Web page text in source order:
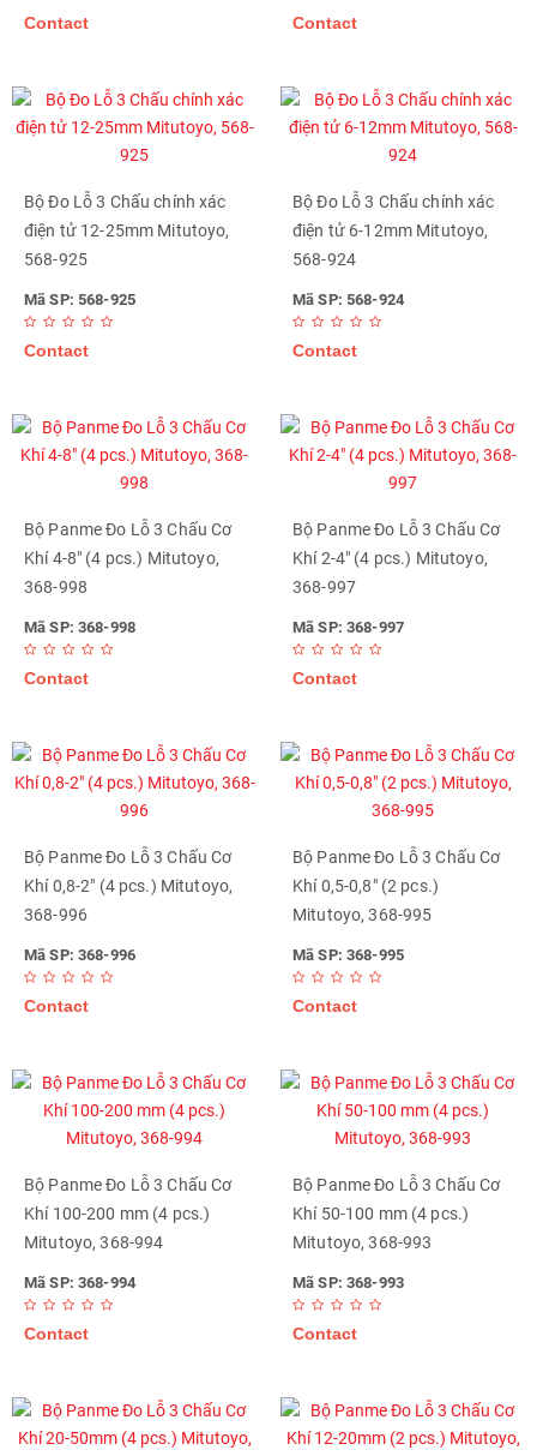
Contact Contact
Bộ Đo Lỗ 3 Chấu chính xác
điện tử 12-25mm Mitutoyo,
568-925
Mã SP: 568-925
Contact
Bộ Đo Lỗ 3 Chấu chính xác
điện tử 6-12mm Mitutoyo,
568-924
Mã SP: 568-924
Contact
Bộ Panme Đo Lỗ 3 Chấu Cơ
Khí 4-8" (4 pcs.) Mitutoyo,
368-998
Mã SP: 368-998
Contact
Bộ Panme Đo Lỗ 3 Chấu Cơ
Khí 2-4" (4 pcs.) Mitutoyo,
368-997
Mã SP: 368-997
Contact
Bộ Panme Đo Lỗ 3 Chấu Cơ
Khí 0,8-2" (4 pcs.) Mitutoyo,
368-996
Mã SP: 368-996
Contact
Bộ Panme Đo Lỗ 3 Chấu Cơ
Khí 0,5-0,8" (2 pcs.)
Mitutoyo, 368-995
Mã SP: 368-995
Contact
Bộ Panme Đo Lỗ 3 Chấu Cơ
Khí 100-200 mm (4 pcs.)
Mitutoyo, 368-994
Mã SP: 368-994
Contact
Bộ Panme Đo Lỗ 3 Chấu Cơ
Khí 50-100 mm (4 pcs.)
Mitutoyo, 368-993
Mã SP: 368-993
Contact